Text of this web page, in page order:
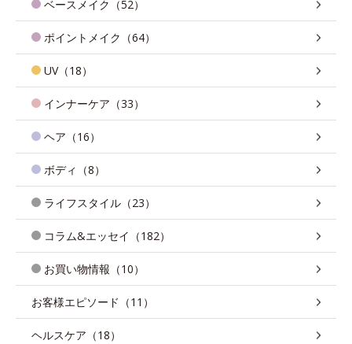
ベースメイク（52）
ポイントメイク（64）
UV（18）
インナーケア（33）
ヘア（16）
ボディ（8）
ライフスタイル（23）
コラム&エッセイ（182）
お買い物情報（10）
お客様エピソード（11）
ヘルスケア（18）